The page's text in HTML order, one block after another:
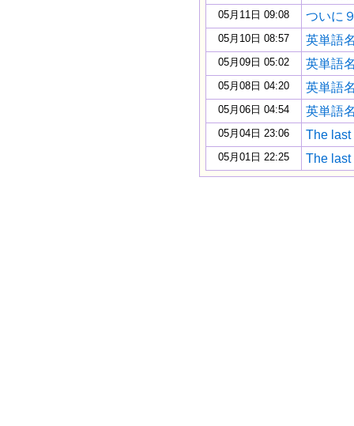
05月11日 09:08 ついに
05月10日 08:57 英単語
05月09日 05:02 英単語
05月08日 04:20 英単語
05月06日 04:54 英単語
05月04日 23:06 The last
05月01日 22:25 The last